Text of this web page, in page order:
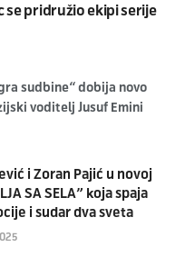
se pridružio ekipi serije
sudbine“ dobija novo
voditelj Jusuf Emini
i Zoran Pajić u novoj
SA SELA” koja spaja
i sudar dva sveta